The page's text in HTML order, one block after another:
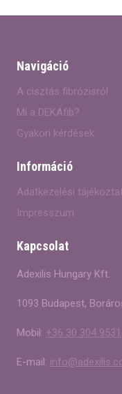
Navigáció
A cisztás fibrózisról
Mi a DEKAfib?
Gyakori kérdések
Információ
Adatkezelési
Impresszum
Kapcsolat
Adexilis Hungary Kft.
1093 Budapest,
Mobil: +36 30 304 9531
E-mail: